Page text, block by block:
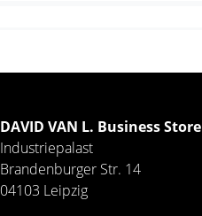
DAVID VAN L. Business Store
Industriepalast
Brandenburger Str. 14
04103 Leipzig